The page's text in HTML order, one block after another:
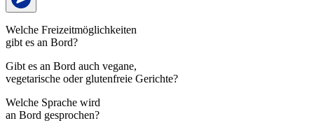
Welche Freizeitmöglichkeiten
gibt es an Bord?
Gibt es an Bord auch vegane,
vegetarische oder glutenfreie Gerichte?
Welche Sprache wird
an Bord gesprochen?